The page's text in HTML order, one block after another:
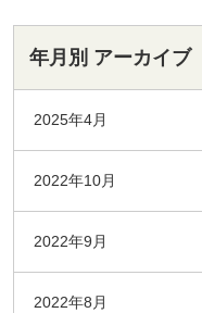
年月別 アーカイブ
2025年4月
2022年10月
2022年9月
2022年8月